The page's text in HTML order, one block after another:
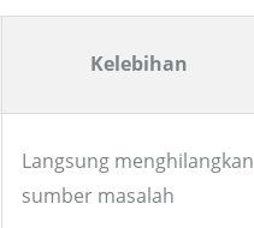
Kelebihan
Langsung menghilangkan
sumber masalah